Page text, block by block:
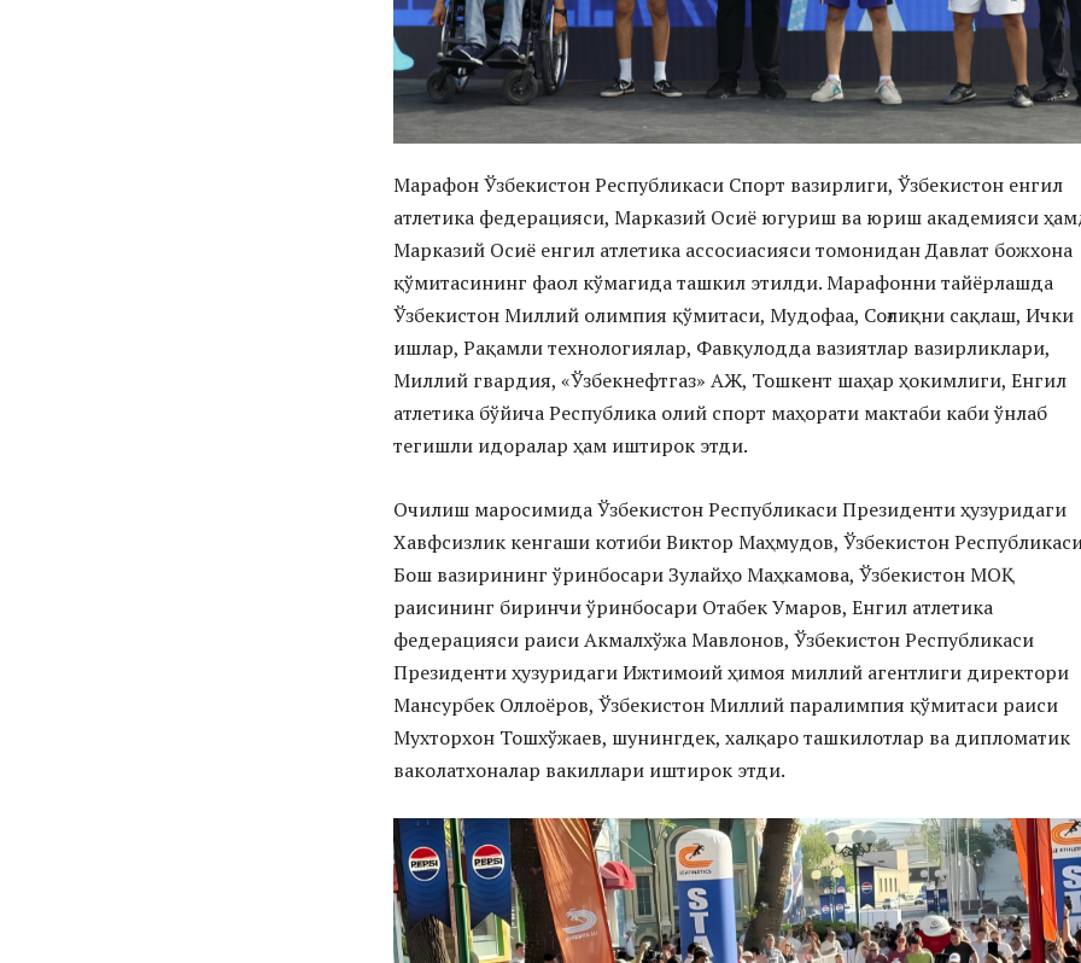
Марафон Ўзбекистон Республикаси Спорт вазирлиги, Ўзбекистон енгил
атлетика федерацияси, Марказий Осиё югуриш ва юриш академияси
Марказий Осиё енгил атлетика ассосиасияси томонидан Давлат божхона
қўмитасининг фаол кўмагида ташкил этилди. Марафонни тайёрлашда
Ўзбекистон Миллий олимпия қўмитаси, Мудофаа, Соғлиқни сақлаш, Ички
ишлар, Рақамли технологиялар, Фавқулодда вазиятлар вазирликлари,
Миллий гвардия, «Ўзбекнефтгаз» АЖ, Тошкент шаҳар ҳокимлиги, Енгил
атлетика бўйича Республика олий спорт маҳорати мактаби каби ўнлаб
тегишли идоралар ҳам иштирок этди.
Очилиш маросимида Ўзбекистон Республикаси Президенти ҳузуридаги
Хавфсизлик кенгаши котиби Виктор Маҳмудов, Ўзбекистон
Бош вазирининг ўринбосари Зулайҳо Маҳкамова, Ўзбекистон МОҚ
раисининг биринчи ўринбосари Отабек Умаров, Енгил атлетика
федерацияси раиси Акмалхўжа Мавлонов, Ўзбекистон Республикаси
Президенти ҳузуридаги Ижтимоий ҳимоя миллий агентлиги директори
Мансурбек Оллоёров, Ўзбекистон Миллий паралимпия қўмитаси раиси
Мухторхон Тошхўжаев, шунингдек, халқаро ташкилотлар ва дипломатик
ваколатхоналар вакиллари иштирок этди.